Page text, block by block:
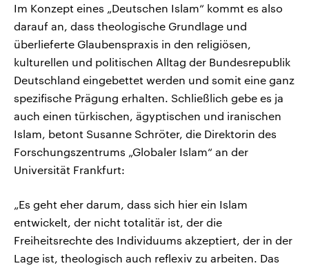
Im Konzept eines „Deutschen Islam“ kommt es also
darauf an, dass theologische Grundlage und
überlieferte Glaubenspraxis in den religiösen,
kulturellen und politischen Alltag der Bundesrepublik
Deutschland eingebettet werden und somit eine ganz
spezifische Prägung erhalten. Schließlich gebe es ja
auch einen türkischen, ägyptischen und iranischen
Islam, betont Susanne Schröter, die Direktorin des
Forschungszentrums „Globaler Islam“ an der
Universität Frankfurt:
„Es geht eher darum, dass sich hier ein Islam
entwickelt, der nicht totalitär ist, der die
Freiheitsrechte des Individuums akzeptiert, der in der
Lage ist, theologisch auch reflexiv zu arbeiten. Das